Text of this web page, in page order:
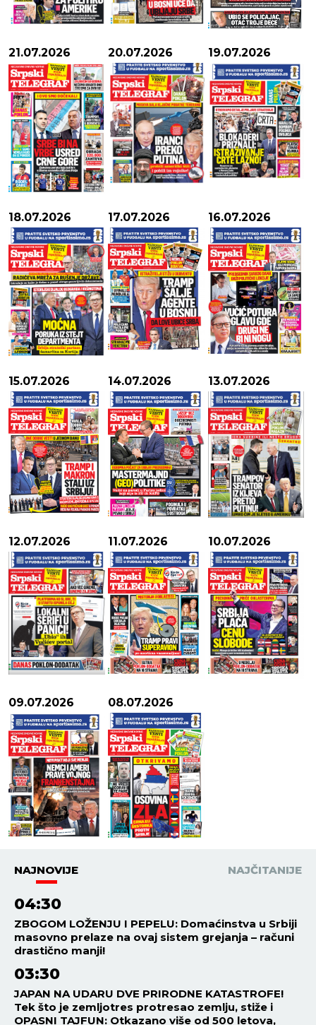
21.07.2026 20.07.2026 19.07.2026
18.07.2026 17.07.2026 16.07.2026
15.07.2026 14.07.2026 13.07.2026
12.07.2026 11.07.2026 10.07.2026
09.07.2026 08.07.2026
NAJNOVIJE NAJČITANIJE
04:30
ZBOGOM LOŽENJU I PEPELU: Domaćinstva u Srbiji
masovno prelaze na ovaj sistem grejanja – računi
drastično manji!
03:30
JAPAN NA UDARU DVE PRIRODNE KATASTROFE!
Tek što je zemljotres protresao zemlju, stiže i
OPASNI TAJFUN: Otkazano više od 500 letova,